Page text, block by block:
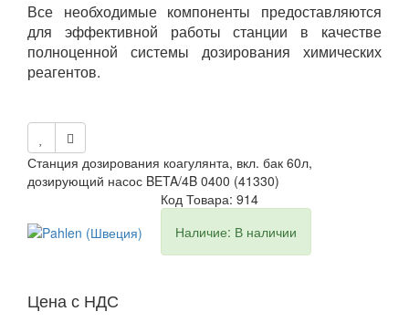
Все необходимые компоненты предоставляются
для эффективной работы станции в качестве
полноценной системы дозирования химических
реагентов.
Станция дозирования коагулянта, вкл. бак 60л,
дозирующий насос BETA/4B 0400 (41330)
Код Товара: 914
Наличие: В наличии
Цена с НДС